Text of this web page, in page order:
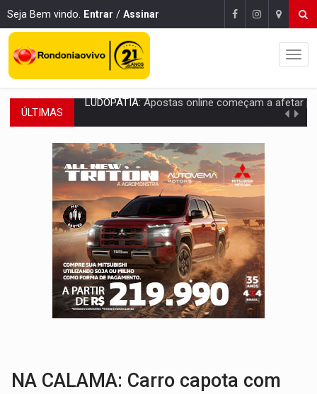
Seja Bem vindo. Entrar / Assinar
ÚLTIMAS REFLORESTAMENTO: Plantar árvores não será mais suficiente para
OVNIS NA LUA:Cientistas alertam para possível base secreta no satélite
ACABOU COM PEUGEOT: Incêndio destrói carro que era rebocado para oficina
VÍDEO:Ladrão é filmado furtando moto na frente do bar
BOLSAS DE PESQUISA:Iniciativa Amazônia+10 lança chamada para fortalecer
MATERIAL:Brasil tem grandes reservas de urânio, mas produz pouco e
VÍDEO:Serpente capturada na fábrica da Coca-Cola é
HOMENAGEM:Cientistas cassados pelo AI-5 se tornam pesquisadores
NA CALAMA: Carro capota com